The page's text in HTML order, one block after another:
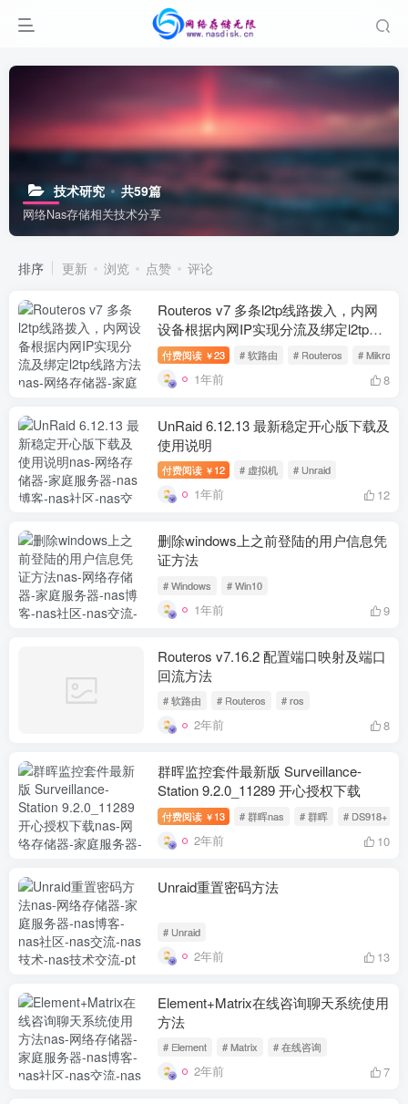
技术研究 共59篇
网络Nas存储相关技术分享
排序 更新 浏览 点赞 评论
Routeros v7 多条l2tp线路拨入，内网
设备根据内网IP实现分流及绑定l2tp线
路方法
付费阅读 ￥23 # 软路由 # Routeros # MikroTik
1年前 8
UnRaid 6.12.13 最新稳定开心版下载及
使用说明
付费阅读 ￥ 12 # 虚拟机 # Unraid
1年前 12
删除windows上之前登陆的用户信息凭
证方法
# Windows # Win10
1年前 9
Routeros v7.16.2 配置端口映射及端口
回流方法
# 软路由 # Routeros # ros
2年前 8
群晖监控套件最新版 Surveillance-
Station 9.2.0_11289 开心授权下载
付费阅读 ￥ 13 # 群晖nas # 群晖 # DS918+
2年前 10
Unraid重置密码方法
# Unraid
2年前 13
Element+Matrix在线咨询聊天系统使用
方法
# Element # Matrix # 在线咨询
2年前 7